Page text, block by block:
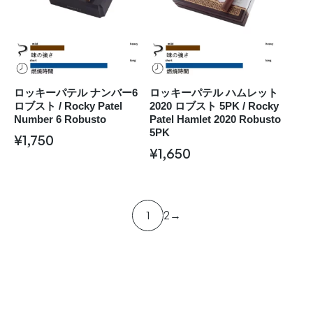
ロッキーパテル ナンバー6
ロブスト / Rocky Patel
Number 6 Robusto
¥1,750
ロッキーパテル ハムレット
2020 ロブスト 5PK / Rocky
Patel Hamlet 2020 Robusto
5PK
¥1,650
1 2 →